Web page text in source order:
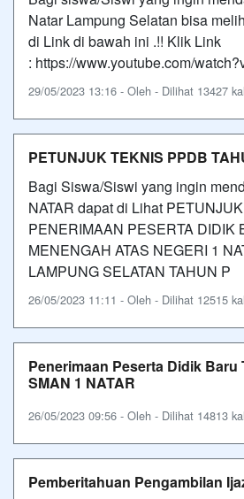
Natar Lampung Selatan bisa
di Link di bawah ini .!! Klik Link
: https://www.youtube.com/
29/05/2023 13:16 - Oleh - Dilihat 13427
PETUNJUK TEKNIS PPDB
Bagi Siswa/Siswi yang ingin
NATAR dapat di Lihat
PENERIMAAN PESERTA DIDIK
MENENGAH ATAS NEGERI 1
LAMPUNG SELATAN TAHUN P
26/05/2023 11:11 - Oleh - Dilihat 12515
Penerimaan Peserta Didik Baru
SMAN 1 NATAR
26/05/2023 09:56 - Oleh - Dilihat 14813
Pemberitahuan Pengambilan